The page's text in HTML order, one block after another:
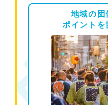
地域の団
ポイントを